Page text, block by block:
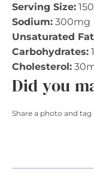
Serving Size:
Sodium: 300mg
Unsaturated
Carbohydrates:
Cholesterol:
Did you
Share a photo and